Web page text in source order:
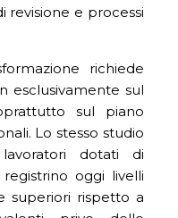
revisione e processi
richiede
esclusivamente sul
sul piano
Lo stesso studio
dotati di
oggi livelli
superiori rispetto a